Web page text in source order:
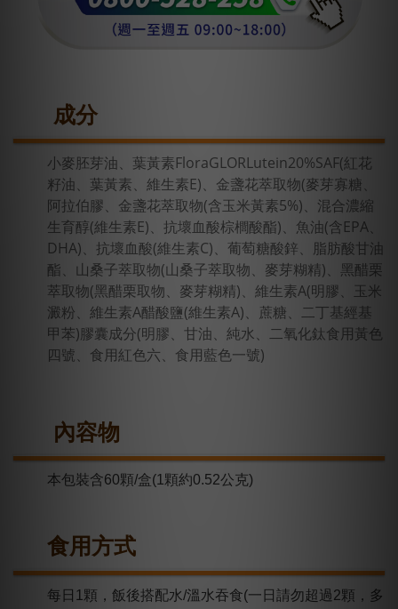
成分
小麥胚芽油、葉黃素FloraGLORLutein20%SAF(紅花
籽油、葉黃素、維生素E)、金盞花萃取物(麥芽寡糖、
阿拉伯膠、金盞花萃取物(含玉米黃素5%)、混合濃縮
生育醇(維生素E)、抗壞血酸棕櫚酸酯)、魚油(含EPA、
DHA)、抗壞血酸(維生素C)、葡萄糖酸鋅、脂肪酸甘油
酯、山桑子萃取物(山桑子萃取物、麥芽糊精)、黑醋栗
萃取物(黑醋栗取物、麥芽糊精)、維生素A(明膠、玉米
澱粉、維生素A醋酸鹽(維生素A)、蔗糖、二丁基經基
甲苯)膠囊成分(明膠、甘油、純水、二氧化鈦食用黃色
四號、食用紅色六、食用藍色一號)
內容物
本包裝含60顆/盒(1顆約0.52公克)
食用方式
每日1顆，飯後搭配水/溫水吞食(一日請勿超過2顆，多